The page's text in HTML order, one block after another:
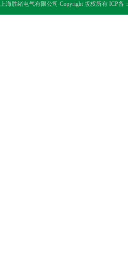
上海胜绪电气有限公司 Copyright 版权所有 ICP备：